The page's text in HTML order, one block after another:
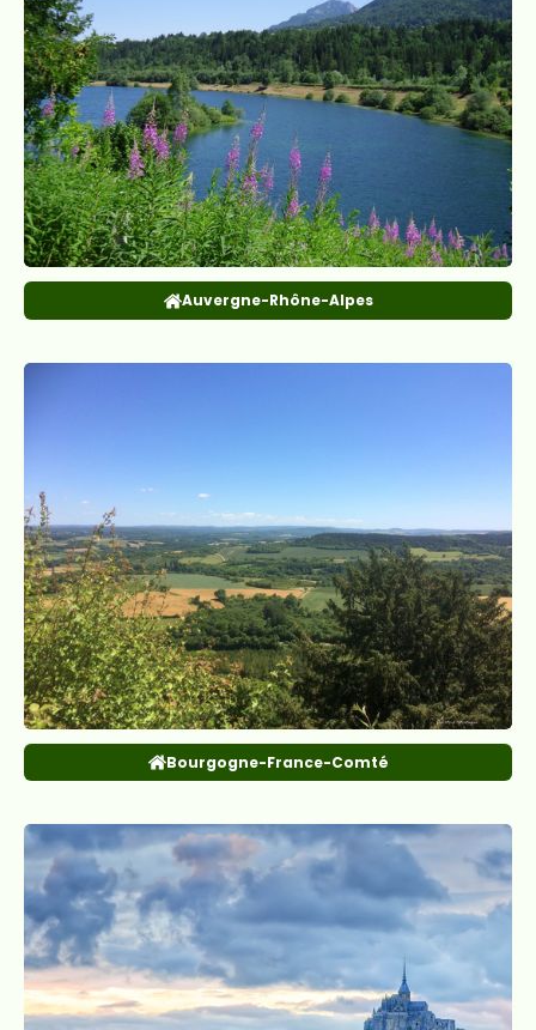
Auvergne-Rhône-Alpes
Bourgogne-France-Comté